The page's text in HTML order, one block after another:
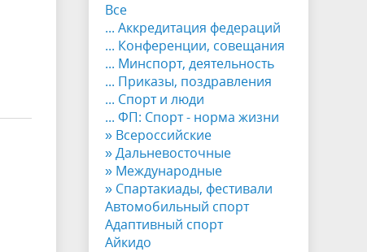
Все
... Аккредитация федераций
... Конференции, совещания
... Минспорт, деятельность
... Приказы, поздравления
... Спорт и люди
... ФП: Спорт - норма жизни
» Всероссийские
» Дальневосточные
» Международные
» Спартакиады, фестивали
Автомобильный спорт
Адаптивный спорт
Айкидо